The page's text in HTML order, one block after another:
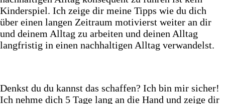
Kinderspiel. Ich zeige dir meine Tipps wie du dich
über einen langen Zeitraum motivierst weiter an dir
und deinem Alltag zu arbeiten und deinen Alltag
langfristig in einen nachhaltigen Alltag verwandelst.
Denkst du du kannst das schaffen? Ich bin mir sicher!
Ich nehme dich 5 Tage lang an die Hand und zeige dir